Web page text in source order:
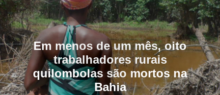
Em menos de um mês, oito
trabalhadores rurais
quilombolas são mortos na
Bahia